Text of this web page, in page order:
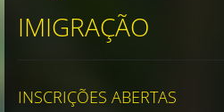
IMIGRAÇÃO
INSCRIÇÕES ABERTAS